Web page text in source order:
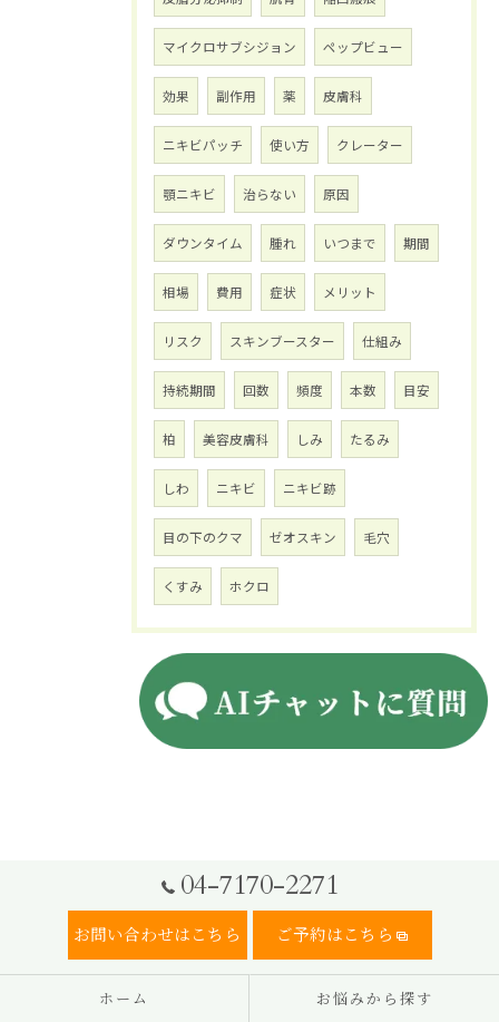
マイクロサブシジョン ペップビュー
効果 副作用 薬 皮膚科
ニキビパッチ 使い方 クレーター
顎ニキビ 治らない 原因
ダウンタイム 腫れ いつまで 期間
相場 費用 症状 メリット
リスク スキンブースター 仕組み
持続期間 回数 頻度 本数 目安
柏 美容皮膚科 しみ たるみ
しわ ニキビ ニキビ跡
目の下のクマ ゼオスキン 毛穴
くすみ ホクロ
04-7170-2271
お問い合わせはこちら ご予約はこちら
ホーム お悩みから探す